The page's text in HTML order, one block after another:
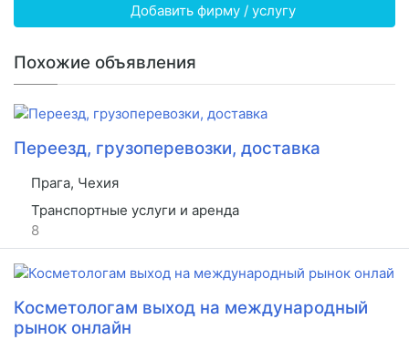
Добавить фирму / услугу
Похожие объявления
Переезд, грузоперевозки, доставка
Прага, Чехия
Транспортные услуги и аренда
8
Косметологам выход на международный
рынок онлайн